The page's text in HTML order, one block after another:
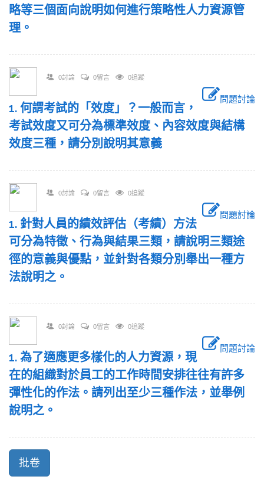
略等三個面向說明如何進行策略性人力資源管
理。
0討論 0留言 0追蹤
問題討論
1. 何謂考試的「效度」？一般而言，
考試效度又可分為標準效度、內容效度與結構
效度三種，請分別說明其意義
0討論 0留言 0追蹤
問題討論
1. 針對人員的績效評估（考績）方法
可分為特徵、行為與結果三類，請說明三類途
徑的意義與優點，並針對各類分別舉出一種方
法說明之。
0討論 0留言 0追蹤
問題討論
1. 為了適應更多樣化的人力資源，現
在的組織對於員工的工作時間安排往往有許多
彈性化的作法。請列出至少三種作法，並舉例
說明之。